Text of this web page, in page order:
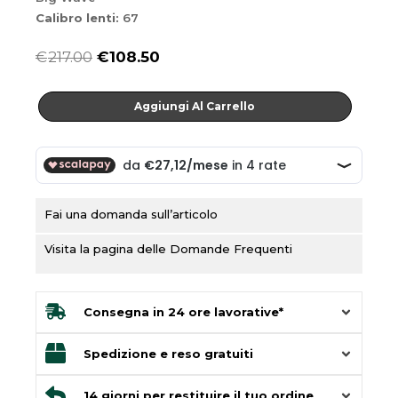
Calibro lenti: 67
€217.00
originale
€217.00.
€108.50
attuale
€108.50.
Wave
Aggiungi Al Carrello
Fai una domanda sull’articolo
Visita la pagina delle Domande Frequenti
Consegna in 24 ore lavorative*
Spedizione e reso gratuiti